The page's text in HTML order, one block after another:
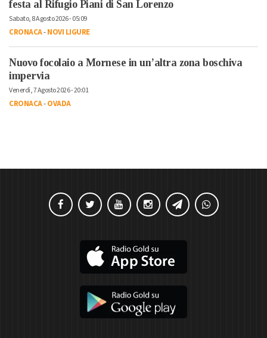
festa al Rifugio Piani di San Lorenzo
Sabato, 8 Agosto 2026 - 05:09
CRONACA-NOVI LIGURE
Nuovo focolaio a Mornese in un’altra zona boschiva
impervia
Venerdì, 7 Agosto 2026 - 20:01
CRONACA-OVADA